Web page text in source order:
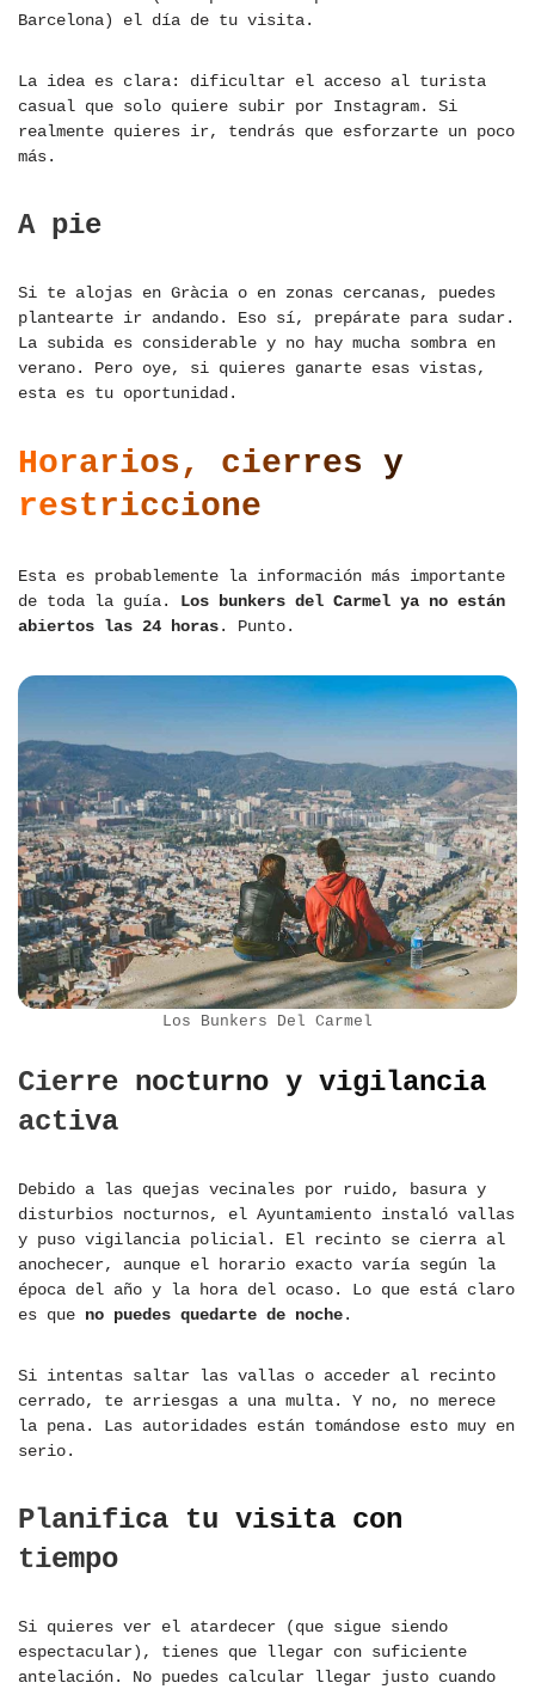
Barcelona) el día de tu visita.
La idea es clara: dificultar el acceso al turista
casual que solo quiere subir por Instagram. Si
realmente quieres ir, tendrás que esforzarte un poco
más.
A pie
Si te alojas en Gràcia o en zonas cercanas, puedes
plantearte ir andando. Eso sí, prepárate para sudar.
La subida es considerable y no hay mucha sombra en
verano. Pero oye, si quieres ganarte esas vistas,
esta es tu oportunidad.
Horarios, cierres y
restriccione
Esta es probablemente la información más importante
de toda la guía. Los bunkers del Carmel ya no están
abiertos las 24 horas. Punto.
Los Bunkers Del Carmel
Cierre nocturno y vigilancia
activa
Debido a las quejas vecinales por ruido, basura y
disturbios nocturnos, el Ayuntamiento instaló vallas
y puso vigilancia policial. El recinto se cierra al
anochecer, aunque el horario exacto varía según la
época del año y la hora del ocaso. Lo que está claro
es que no puedes quedarte de noche.
Si intentas saltar las vallas o acceder al recinto
cerrado, te arriesgas a una multa. Y no, no merece
la pena. Las autoridades están tomándose esto muy en
serio.
Planifica tu visita con
tiempo
Si quieres ver el atardecer (que sigue siendo
espectacular), tienes que llegar con suficiente
antelación. No puedes calcular llegar justo cuando